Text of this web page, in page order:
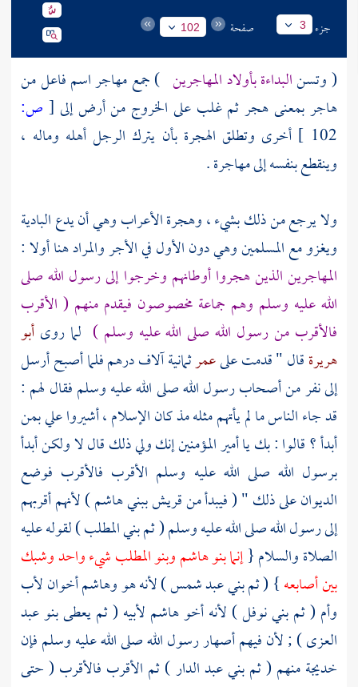
جزء 3 صفحة 102
( وتسنالبداءة بأولاد المهاجرين ) جمع مهاجر اسم فاعل من
هاجر بمعنى هجر ثم غلب على الخروج من أرض إلى [ ص:
102 ]
أخرى وتطلق الهجرة بأن يترك الرجل أهله وماله ،
وينقطع بنفسه إلى مهاجرة .
ولا يرجع من ذلك بشيء ، وهجرةالأعرابوهي أن يدع البادية
ويغزو مع المسلمين وهي دون الأول في الأجر والمراد هنا أولا :
المهاجرين الذين هجروا أوطانهم وخرجوا إلى رسول الله صلى
الله عليه وسلم وهم جماعة مخصوصون فيقدم منهم ( الأقرب
فالأقرب من رسول الله صلى الله عليه وسلم ) لما روى أبو
هريرةقال " قدمت علىعمرثمانية آلاف درهم فلما أصبح أرسل
إلى نفر من أصحاب رسول الله صلى الله عليه وسلم فقال لهم :
قد جاء الناس ما لم يأتهم مثله مذ كان الإسلام ، أشيروا علي بمن
أبدأ ؟ قالوا : بك يا أمير المؤمنين إنك ولي ذلك قال لا ولكن أبدأ
برسول الله صلى الله عليه وسلم الأقرب فالأقرب فوضع
الديوان على ذلك " ( فيبدأ منقريشببني هاشم) لأنهم أقربهم
إلى رسول الله صلى الله عليه وسلم ( ثمبني المطلب) لقوله عليه
الصلاة والسلام {إنمابنو هاشموبنو المطلبشيء واحد وشبك
بين أصابعه} ( ثمبني عبد شمس) لأنه هووهاشمأخوان لأب
وأم ( ثمبني نوفل) لأنه أخوهاشم لأبيه ( ثم يعطىبنو عبد
العزى) ; لأن فيهم أصهار رسول الله صلى الله عليه وسلم فإن
خديجةمنهم ( ثمبني عبد الدار) ثم الأقرب فالأقرب ( حتى